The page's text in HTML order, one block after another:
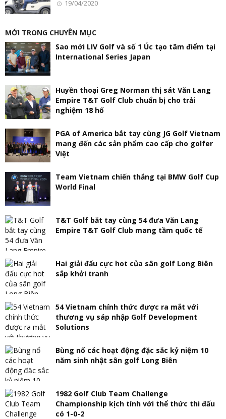
19/04/2020
MỚI TRONG CHUYÊN MỤC
Sao mới LIV Golf và số 1 Úc tạo tâm điểm tại
International Series Japan
Huyền thoại Greg Norman thị sát Văn Lang
Empire T&T Golf Club chuẩn bị cho trải
nghiệm 18 hố
PGA of America bắt tay cùng JG Golf Vietnam
mang đến các sản phẩm cao cấp cho golfer
Việt
Team Vietnam chiến thắng tại BMW Golf Cup
World Final
T&T Golf bắt tay cùng 54 đưa Văn Lang
Empire T&T Golf Club mang tầm quốc tế
Hai giải đấu cực hot của sân golf Long Biên
sắp khởi tranh
54 Vietnam chính thức được ra mắt với
thương vụ sáp nhập Golf Development
Solutions
Bùng nổ các hoạt động đặc sắc kỷ niệm 10
năm sinh nhật sân golf Long Biên
1982 Golf Club Team Challenge
Championship kịch tính với thể thức thi đấu
có 1-0-2